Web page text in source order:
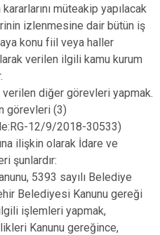
müteakip yapılacak
izlenmesine dair bütün iş
konu fiil veya haller
verilen ilgili kamu kurum
diğer görevleri yapmak.
görevleri (3)
12/9/2018-30533)
ilişkin olarak İdare ve
şunlardır:
5393 sayılı Belediye
Belediyesi Kanunu gereği
işlemleri yapmak,
Kanunu gereğince,